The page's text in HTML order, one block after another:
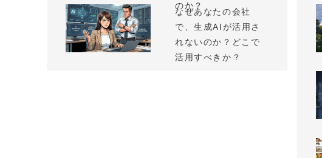
のか？
なぜあなたの会社
で、生成AIが活用さ
れないのか？どこで
活用すべきか？